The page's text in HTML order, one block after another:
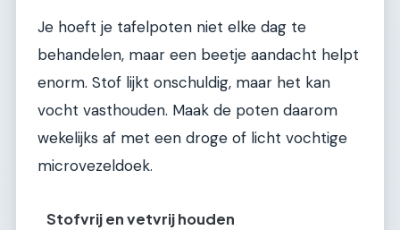
Je hoeft je tafelpoten niet elke dag te
behandelen, maar een beetje aandacht helpt
enorm. Stof lijkt onschuldig, maar het kan
vocht vasthouden. Maak de poten daarom
wekelijks af met een droge of licht vochtige
microvezeldoek.
Stofvrij en vetvrij houden